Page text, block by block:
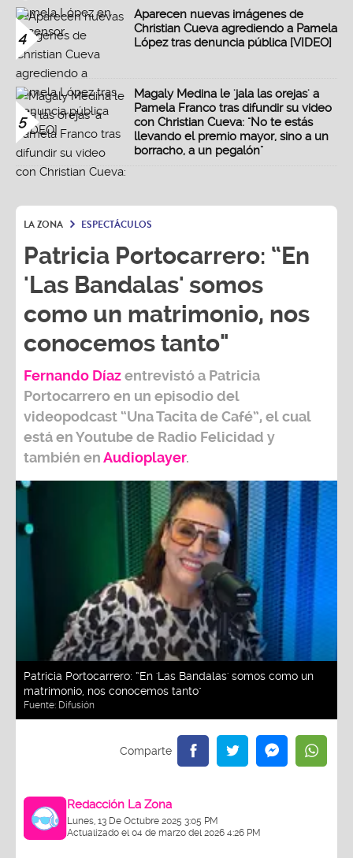
4
Aparecen nuevas imágenes de
Christian Cueva agrediendo a Pamela
López tras denuncia pública [VIDEO]
5
Magaly Medina le 'jala las orejas' a
Pamela Franco tras difundir su video
con Christian Cueva: "No te estás
llevando el premio mayor, sino a un
borracho, a un pegalón"
LA ZONA ESPECTÁCULOS
Patricia Portocarrero: “En
'Las Bandalas' somos
como un matrimonio, nos
conocemos tanto"
Fernando Díazentrevistó a Patricia
Portocarreroen un episodio del
videopodcast “Una Tacita de Café”, el cual
está en Youtube de Radio Felicidad y
también enAudioplayer.
Patricia Portocarrero: “En 'Las Bandalas' somos como un
matrimonio, nos conocemos tanto"
Fuente: Difusión
Redacción La Zona
Lunes, 13 De Octubre 2025 3:05 PM
Actualizado el 04 de marzo del 2026 4:26 PM